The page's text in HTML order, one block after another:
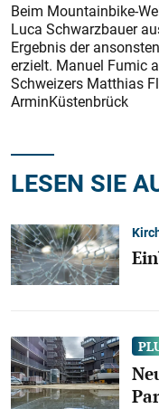
Beim Mountainbike-
Luca Schwarzbauer
Ergebnis der
erzielt. Manuel Fumic
Schweizers Matthias
ArminKüstenbrück
LESEN SIE